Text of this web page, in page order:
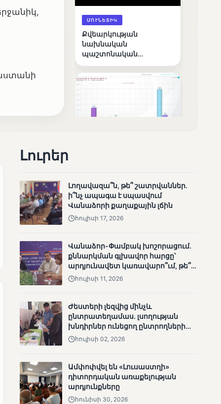
ՄՈՒՆԵՏԻԿ
Քվեարկության
նախնական
պաշտոնական
1։00 դրությամբ
ՄՈՒՆԵՏԻԿ
վարչապետը
շնորհավորել է Նիկոլ
Փաշինյանին՝
ընտրություններում
Լուրեր
Լողավազա՞ն, թե՞ շատրվաններ.
ի՞նչ ապագա է սպասվում
Վանաձորի քաղաքային լճին
հուլիսի 17, 2026
Վանաձոր-Փամբակ խոշորացում.
քննարկման գլխավոր հարցը՝
արդյունավետ կառավարո՞ւմ, թե՞
քաղաքական նպատակ
հուլիսի 11, 2026
Ժեստերի լեզվից մինչև
ընտրատեղամաս. լսողության
խնդիրներ ունեցող ընտրողների
ճանապարհը
հուլիսի 02, 2026
Ամփոփվել են «Լուսաստղի»
դիտորդական առաքելության
արդյունքները
հունիսի 30, 2026